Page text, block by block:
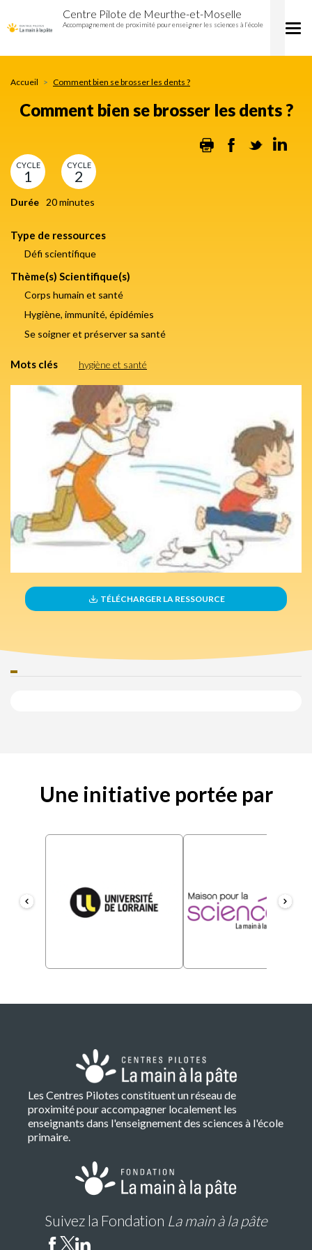
bien
se
au
contenu
Centre Pilote de Meurthe-et-Moselle
Accompagnement de proximité pour enseigner les sciences à l’école
Accueil Comment bien se brosser les dents ?
Comment bien se brosser les dents ?
Print Facebook
Twitter
CYCLE
1
CYCLE
2
Durée 20 minutes
Type de ressources
Défi scientifique
Thème(s) Scientifique(s)
Corps humain et santé
Hygiène, immunité, épidémies
Se soigner et préserver sa santé
Mots clés hygiène et santé
TÉLÉCHARGER LA RESSOURCE
Une initiative portée par
Les Centres Pilotes constituent un réseau de
proximité pour accompagner localement les
enseignants dans l'enseignement des sciences à l'école
primaire.
Suivez la Fondation La main à la pâte